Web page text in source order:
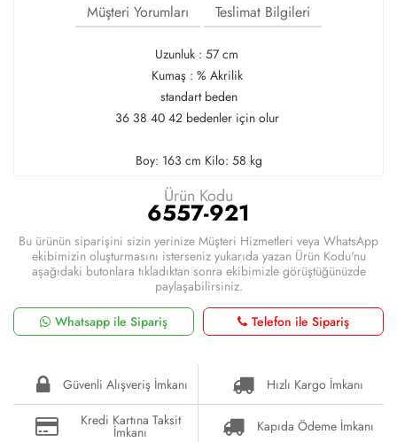
Müşteri Yorumları
Teslimat Bilgileri
Uzunluk : 57 cm
Kumaş : % Akrilik
standart beden
36 38 40 42 bedenler için olur
Boy: 163 cm Kilo: 58 kg
Ürün Kodu
6557-921
Bu ürünün siparişini sizin yerinize Müşteri Hizmetleri veya WhatsApp
ekibimizin oluşturmasını isterseniz yukarıda yazan Ürün Kodu'nu
aşağıdaki butonlara tıkladıktan sonra ekibimizle görüştüğünüzde
paylaşabilirsiniz.
Whatsapp ile Sipariş
Telefon ile Sipariş
Güvenli Alışveriş İmkanı
Hızlı Kargo İmkanı
Kredi Kartına Taksit
İmkanı Kapıda Ödeme İmkanı